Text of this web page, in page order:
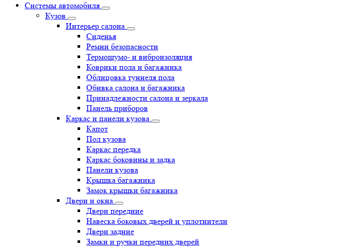
Системы автомобиля
Кузов
Интерьер салона
Сиденья
Ремни безопасности
Термошумо- и виброизоляция
Коврики пола и багажника
Облицовка туннеля пола
Обивка салона и багажника
Принадлежности салона и зеркала
Панель приборов
Каркас и панели кузова
Капот
Пол кузова
Каркас передка
Каркас боковины и задка
Панели кузова
Крышка багажника
Замок крышки багажника
Двери и окна
Двери передние
Навеска боковых дверей и уплотнители
Двери задние
Замки и ручки передних дверей